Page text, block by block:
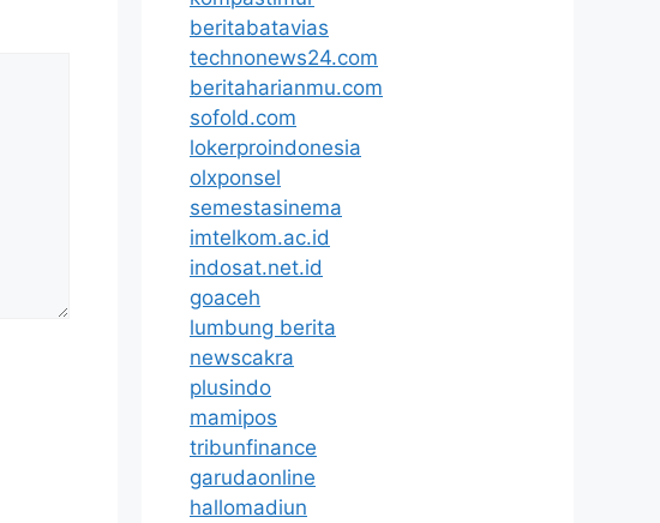
beritabatavias
technonews24.com
beritaharianmu.com
sofold.com
lokerproindonesia
olxponsel
semestasinema
imtelkom.ac.id
indosat.net.id
goaceh
lumbung berita
newscakra
plusindo
mamipos
tribunfinance
garudaonline
hallomadiun